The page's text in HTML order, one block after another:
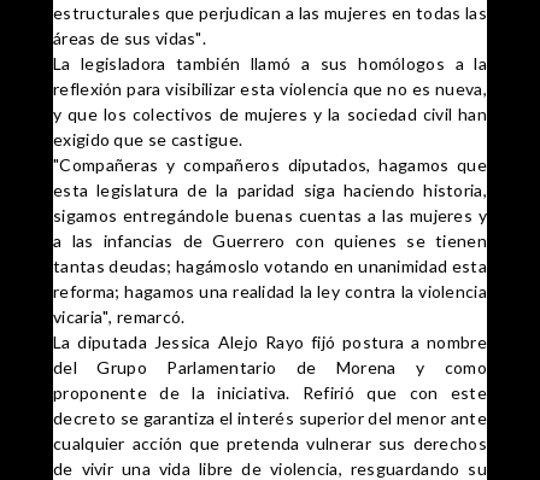
estructurales que perjudican a las mujeres en todas las
áreas de sus vidas".
La legisladora también llamó a sus homólogos a la
reflexión para visibilizar esta violencia que no es nueva,
y que los colectivos de mujeres y la sociedad civil han
exigido que se castigue.
"Compañeras y compañeros diputados, hagamos que
esta legislatura de la paridad siga haciendo historia,
sigamos entregándole buenas cuentas a las mujeres y
a las infancias de Guerrero con quienes se tienen
tantas deudas; hagámoslo votando en unanimidad esta
reforma; hagamos una realidad la ley contra la violencia
vicaria", remarcó.
La diputada Jessica Alejo Rayo fijó postura a nombre
del Grupo Parlamentario de Morena y como
proponente de la iniciativa. Refirió que con este
decreto se garantiza el interés superior del menor ante
cualquier acción que pretenda vulnerar sus derechos
de vivir una vida libre de violencia, resguardando su